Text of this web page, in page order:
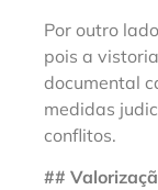
Por outro
pois a
documental
medidas
conflitos.
##